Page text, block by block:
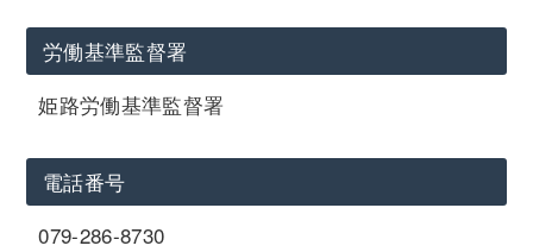
労働基準監督署
姫路労働基準監督署
電話番号
079-286-8730